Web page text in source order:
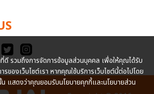
ดี รวมถึงการจัดการข้อมูลส่วนบุคคล เพื่อให้คุณได้รับ
ของเว็บไซต์เรา หากคุณใช้บริการเว็บไซต์นี้ต่อไปโดย
น แสดงว่าคุณยอมรับนโยบายคุกกี้และนโยบายส่วน